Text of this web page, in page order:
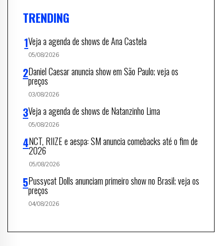
TRENDING
Veja a agenda de shows de Ana Castela
05/08/2026
Daniel Caesar anuncia show em São Paulo; veja os
preços
03/08/2026
Veja a agenda de shows de Natanzinho Lima
05/08/2026
NCT, RIIZE e aespa: SM anuncia comebacks até o fim de
2026
05/08/2026
Pussycat Dolls anunciam primeiro show no Brasil; veja os
preços
04/08/2026